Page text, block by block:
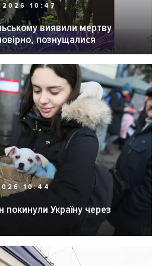
10:47
виявили мертву
познущалися
10:44
покинули Україну через